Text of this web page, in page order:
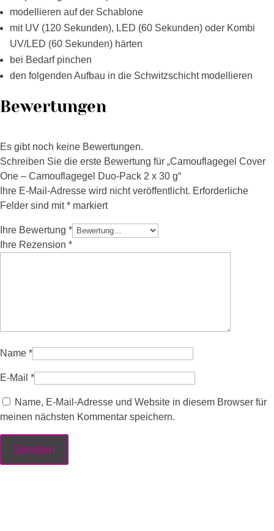
modellieren auf der Schablone
mit UV (120 Sekunden), LED (60 Sekunden) oder Kombi
UV/LED (60 Sekunden) härten
bei Bedarf pinchen
den folgenden Aufbau in die Schwitzschicht modellieren
Bewertungen
Es gibt noch keine Bewertungen.
Schreiben Sie die erste Bewertung für „Camouflagegel Cover
One – Camouflagegel Duo-Pack 2 x 30 g“
Ihre E-Mail-Adresse wird nicht veröffentlicht. Erforderliche
Felder sind mit* markiert
Ihre Bewertung *
Ihre Rezension *
Name *
E-Mail *
Name, E-Mail-Adresse und Website in diesem Browser für
meinen nächsten Kommentar speichern.